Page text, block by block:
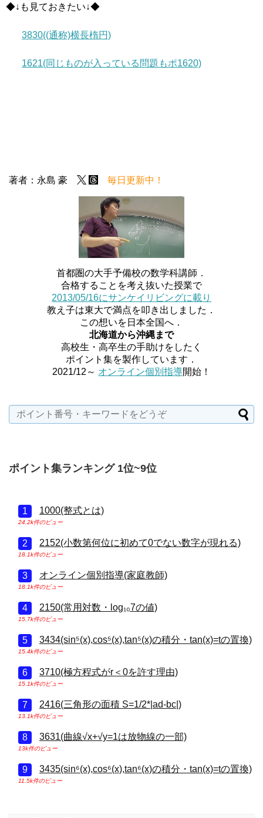
◆↓も見ておきたい↓◆
3830((通称)横長楕円)
1621(同じものが入っている問題もポ1620)
著者：永島 豪 毎日更新中！
首都圏の大手予備校の数学科講師．
合格することを考え抜いた授業で
2013/05/16にサンケイリビングに載り
教え子は東大で満点を叩き出しました．
この想いを日本全国へ．
北海道から沖縄まで
高校生・高卒生の手助けをしたく
ポイント集を製作しています．
2021/12～ オンライン個別指導開始！
ポイント集ランキング 1位~9位
1000(整式とは)
24.2k件のビュー
2152(小数第何位に初めて0でない数字が現れる)
18.1k件のビュー
オンライン個別指導(家庭教師)
18.1k件のビュー
2150(常用対数・log₁₀7の値)
15.7k件のビュー
3434(sin⁵(x),cos⁵(x),tan⁵(x)の積分・tan(x)=tの置換)
15.4k件のビュー
3710(極方程式がr＜0を許す理由)
15.1k件のビュー
2416(三角形の面積 S=1/2*|ad-bc|)
13.1k件のビュー
3631(曲線√x+√y=1は放物線の一部)
13k件のビュー
3435(sin⁶(x),cos⁶(x),tan⁶(x)の積分・tan(x)=tの置換)
11.5k件のビュー